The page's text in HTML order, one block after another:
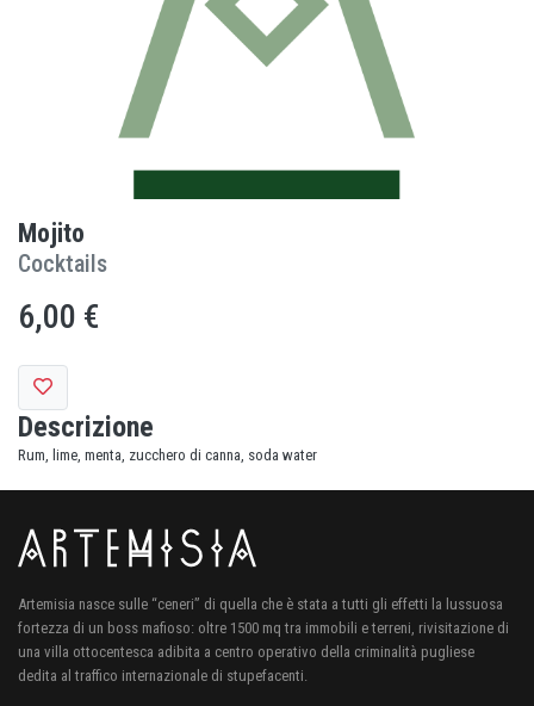
Mojito
Cocktails
6,00 €
Descrizione
Rum, lime, menta, zucchero di canna, soda water
Artemisia nasce sulle “ceneri” di quella che è stata a tutti gli effetti la lussuosa
fortezza di un boss mafioso: oltre 1500 mq tra immobili e terreni, rivisitazione di
una villa ottocentesca adibita a centro operativo della criminalità pugliese
dedita al traffico internazionale di stupefacenti.